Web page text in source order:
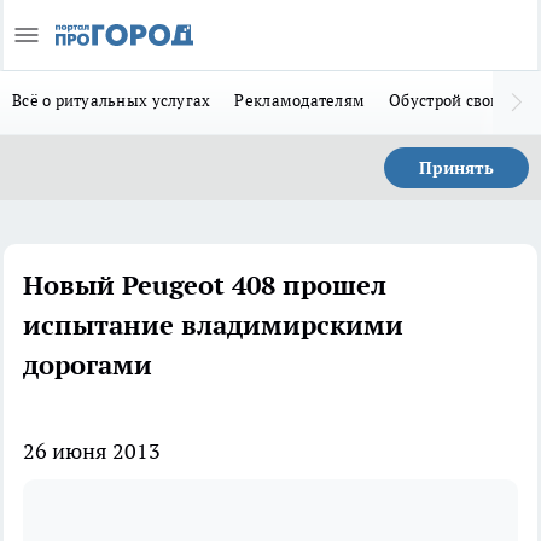
Всё о ритуальных услугах Рекламодателям Обустрой свой дом
Принять
Новый Peugeot 408 прошел
испытание владимирскими
дорогами
26 июня 2013